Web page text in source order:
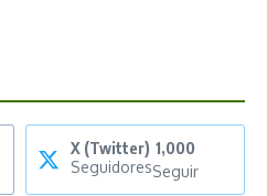
X (Twitter) 1,000
SeguidoresSeguir